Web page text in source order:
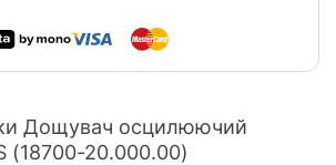
Дощувач осцилюючий
(18700-20.000.00)